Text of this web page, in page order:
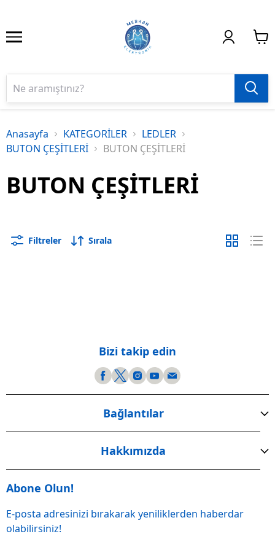
Anasayfa KATEGORİLER
LEDLER
BUTON ÇEŞİTLERİ
BUTON ÇEŞİTLERİ
BUTON ÇEŞİTLERİ
Filtreler Sırala
Bizi takip edin
Bağlantılar
Hakkımızda
Abone Olun!
E-posta adresinizi bırakarak yeniliklerden haberdar
olabilirsiniz!